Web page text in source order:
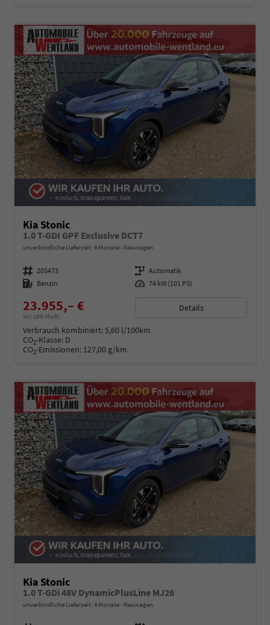
Kia Stonic
1.0 T-GDI GPF Exclusive DCT7
unverbindliche Lieferzeit: 4 Monate Neuwagen
Fahrzeugnummer 205473 Getriebe Automatik
Kraftstoff Benzin Leistung 74 kW (101 PS)
23.955,– €
incl. 19% MwSt.
Details
Verbrauch kombiniert:5,60 l/100km
CO2-Klasse: D
CO2-Emissionen: 127,00 g/km
Kia Stonic
1.0 T-GDi 48V DynamicPlusLine MJ26
unverbindliche Lieferzeit: 4 Monate Neuwagen